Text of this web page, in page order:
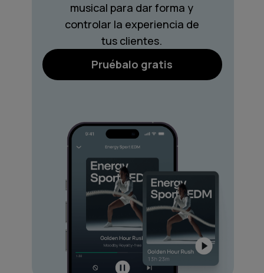
musical para dar forma y
controlar la experiencia de
tus clientes.
Pruébalo gratis